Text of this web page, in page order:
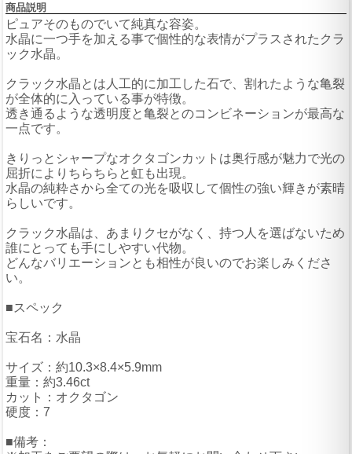
商品説明
ピュアそのものでいて純真な容姿。
水晶に一つ手を加える事で個性的な表情がプラスされたクラ
ック水晶。
クラック水晶とは人工的に加工した石で、割れたような亀裂
が全体的に入っている事が特徴。
透き通るような透明度と亀裂とのコンビネーションが最高な
一点です。
きりっとシャープなオクタゴンカットは奥行感が魅力で光の
屈折によりちらちらと虹も出現。
水晶の純粋さから全ての光を吸収して個性の強い輝きが素晴
らしいです。
クラック水晶は、あまりクセがなく、持つ人を選ばないため
誰にとっても手にしやすい代物。
どんなバリエーションとも相性が良いのでお楽しみくださ
い。
■スペック
宝石名：水晶
サイズ：約10.3×8.4×5.9mm
重量：約3.46ct
カット：オクタゴン
硬度：7
■備考：